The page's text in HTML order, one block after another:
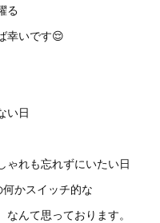
る
幸いです😌
い日
ゃれも忘れずにいたい日
かスイッチ的な
んて思っております。